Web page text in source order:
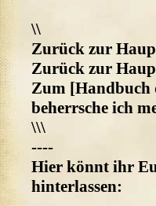
\\
Zurück zur
Zurück zur
Zum [Handbuch
beherrsche ich
\\\
----
Hier könnt ihr
hinterlassen: